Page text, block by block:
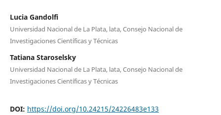
Lucia Gandolfi
Universidad Nacional de La Plata, lata, Consejo Nacional de
Investigaciones Científicas y Técnicas
Tatiana Staroselsky
Universidad Nacional de La Plata, lata, Consejo Nacional de
Investigaciones Científicas y Técnicas
DOI: https://doi.org/10.24215/24226483e133